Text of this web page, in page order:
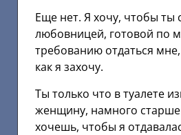
Еще нет. Я хочу, чтобы ты
любовницей, готовой по
требованию отдаться мне,
как я захочу.
Ты только что в туалете
женщину, намного старше
хочешь, чтобы я